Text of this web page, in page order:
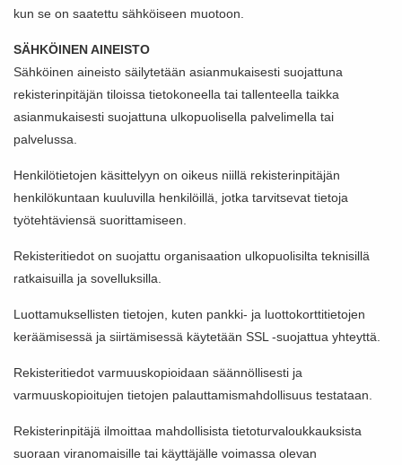
kun se on saatettu sähköiseen muotoon.
SÄHKÖINEN AINEISTO
Sähköinen aineisto säilytetään asianmukaisesti suojattuna
rekisterinpitäjän tiloissa tietokoneella tai tallenteella taikka
asianmukaisesti suojattuna ulkopuolisella palvelimella tai
palvelussa.
Henkilötietojen käsittelyyn on oikeus niillä rekisterinpitäjän
henkilökuntaan kuuluvilla henkilöillä, jotka tarvitsevat tietoja
työtehtäviensä suorittamiseen.
Rekisteritiedot on suojattu organisaation ulkopuolisilta teknisillä
ratkaisuilla ja sovelluksilla.
Luottamuksellisten tietojen, kuten pankki- ja luottokorttitietojen
keräämisessä ja siirtämisessä käytetään SSL -suojattua yhteyttä.
Rekisteritiedot varmuuskopioidaan säännöllisesti ja
varmuuskopioitujen tietojen palauttamismahdollisuus testataan.
Rekisterinpitäjä ilmoittaa mahdollisista tietoturvaloukkauksista
suoraan viranomaisille tai käyttäjälle voimassa olevan